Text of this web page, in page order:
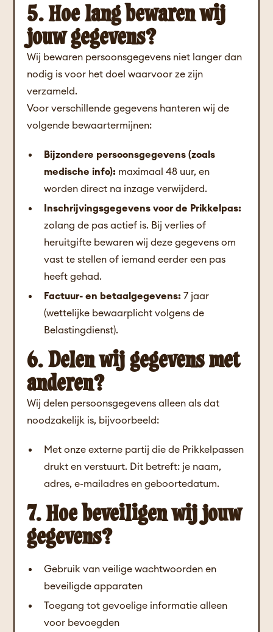
5. Hoe lang bewaren wij
jouw gegevens?
Wij bewaren persoonsgegevens niet langer dan
nodig is voor het doel waarvoor ze zijn
verzameld.
Voor verschillende gegevens hanteren wij de
volgende bewaartermijnen:
Bijzondere persoonsgegevens (zoals
medische info): maximaal 48 uur, en
worden direct na inzage verwijderd.
Inschrijvingsgegevens voor de Prikkelpas:
zolang de pas actief is. Bij verlies of
heruitgifte bewaren wij deze gegevens om
vast te stellen of iemand eerder een pas
heeft gehad.
Factuur- en betaalgegevens: 7 jaar
(wettelijke bewaarplicht volgens de
Belastingdienst).
6. Delen wij gegevens met
anderen?
Wij delen persoonsgegevens alleen als dat
noodzakelijk is, bijvoorbeeld:
Met onze externe partij die de Prikkelpassen
drukt en verstuurt. Dit betreft: je naam,
adres, e-mailadres en geboortedatum.
7. Hoe beveiligen wij jouw
gegevens?
Gebruik van veilige wachtwoorden en
beveiligde apparaten
Toegang tot gevoelige informatie alleen
voor bevoegden